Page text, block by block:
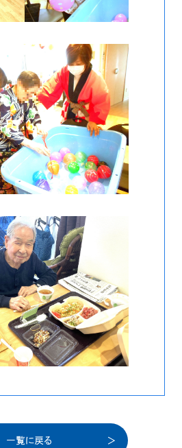
一覧に戻る